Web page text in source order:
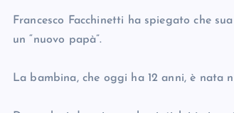
Francesco Facchinetti ha spiegato che
un “nuovo papà”.
La bambina, che oggi ha 12 anni, è nata